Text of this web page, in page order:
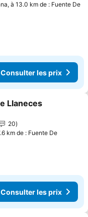
à 13.0 km de : Fuente De
Consulter les prix
mes favoris
Llaneces
prix
20
km de : Fuente De
Consulter les prix